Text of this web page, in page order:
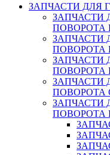
ЗАПЧАСТИ ДЛЯ
ЗАПЧАСТИ
ПОВОРОТА
ЗАПЧАСТИ
ПОВОРОТА
ЗАПЧАСТИ
ПОВОРОТА
ЗАПЧАСТИ
ПОВОРОТА
ЗАПЧАСТИ
ПОВОРОТА